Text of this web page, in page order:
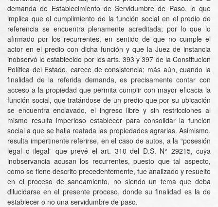
demanda de Establecimiento de Servidumbre de Paso, lo que
implica que el cumplimiento de la función social en el predio de
referencia se encuentra plenamente acreditada; por lo que lo
afirmado por los recurrentes, en sentido de que no cumple el
actor en el predio con dicha función y que la Juez de instancia
inobservó lo establecido por los arts. 393 y 397 de la Constitución
Política del Estado, carece de consistencia; más aún, cuando la
finalidad de la referida demanda, es precisamente contar con
acceso a la propiedad que permita cumplir con mayor eficacia la
función social, que tratándose de un predio que por su ubicación
se encuentra enclavado, el ingreso libre y sin restricciones al
mismo resulta imperioso establecer para consolidar la función
social a que se halla reatada las propiedades agrarias. Asimismo,
resulta impertinente referirse, en el caso de autos, a la “posesión
legal o ilegal” que prevé el art. 310 del D.S. N° 29215, cuya
inobservancia acusan los recurrentes, puesto que tal aspecto,
como se tiene descrito precedentemente, fue analizado y resuelto
en el proceso de saneamiento, no siendo un tema que deba
dilucidarse en el presente proceso, donde su finalidad es la de
establecer o no una servidumbre de paso.